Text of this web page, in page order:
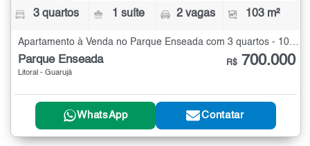
3 quartos 1 suíte 2 vagas 103 m²
Parque Enseada
Litoral - Guarujá
R$ 700.000
WhatsApp Contatar